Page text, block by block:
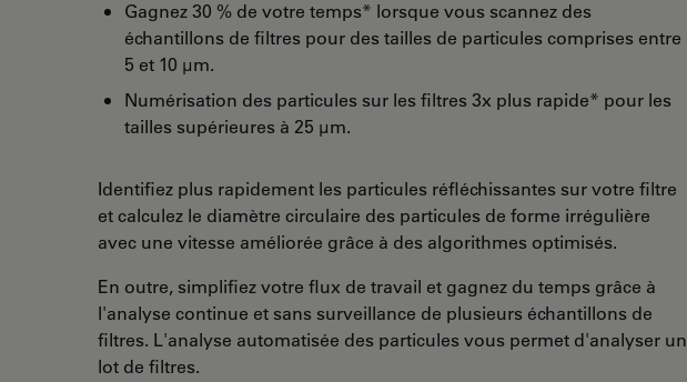
Gagnez 30 % de votre temps* lorsque vous scannez des
échantillons de filtres pour des tailles de particules comprises entre
5 et 10 µm.
Numérisation des particules sur les filtres 3x plus rapide* pour les
tailles supérieures à 25 µm.
Identifiez plus rapidement les particules réfléchissantes sur votre filtre
et calculez le diamètre circulaire des particules de forme irrégulière
avec une vitesse améliorée grâce à des algorithmes optimisés.
En outre, simplifiez votre flux de travail et gagnez du temps grâce à
l'analyse continue et sans surveillance de plusieurs échantillons de
filtres. L'analyse automatisée des particules vous permet d'analyser un
lot de filtres.